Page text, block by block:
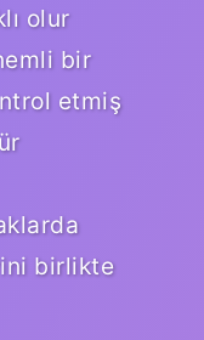
olur
bir
etmiş
birlikte